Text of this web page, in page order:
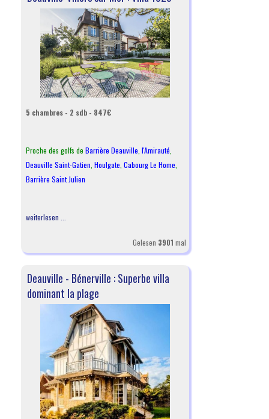
5 chambres - 2 sdb - 847€
Proche des golfs de Barrière Deauville l'Amirauté
Deauville Saint-Gatien Houlgate Cabourg Le Home
Barrière Saint Julien
weiterlesen ...
Gelesen 3901 mal
Deauville - Bénerville : Superbe villa
dominant la plage